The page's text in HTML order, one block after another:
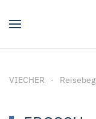
VIECHER